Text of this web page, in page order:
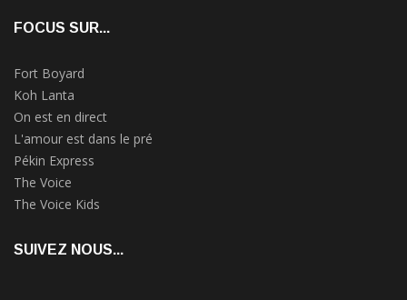
FOCUS SUR...
Fort Boyard
Koh Lanta
On est en direct
L'amour est dans le pré
Pékin Express
The Voice
The Voice Kids
SUIVEZ NOUS...